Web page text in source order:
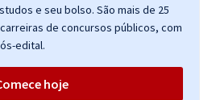
e seu bolso. São mais de 25
de concursos públicos, com
edital.
hoje